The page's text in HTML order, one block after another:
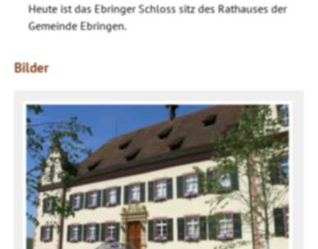
Heute ist das Ebringer Schloss sitz des Rathauses der
Gemeinde Ebringen.
Bilder